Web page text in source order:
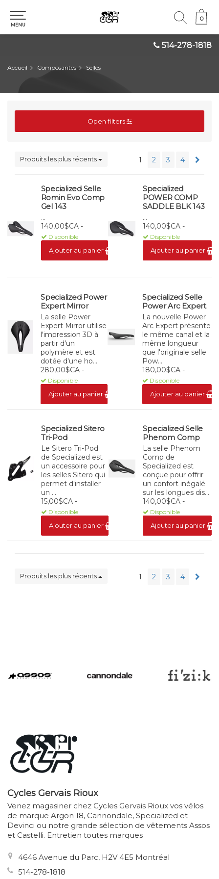
514-278-1818
0
0
MENU
Accueil Composantes Selles
Open filters
Produits les plus récents 1 2 3 4
Specialized Selle
Romin Evo Comp
Gel 143
...
140,00$CA -
Disponible
Ajouter au panier
Specialized
POWER COMP
SADDLE BLK 143
...
140,00$CA -
Disponible
Ajouter au panier
Specialized Power
Expert Mirror
La selle Power
Expert Mirror utilise
l'impression 3D à
partir d'un
polymère et est
dotée d'une ho...
280,00$CA -
Disponible
Ajouter au panier
Specialized Selle
Power Arc Expert
La nouvelle Power
Arc Expert présente
le même canal et la
même longueur
que l'originale selle
Pow...
180,00$CA -
Disponible
Ajouter au panier
Specialized Sitero
Tri-Pod
Le Sitero Tri-Pod
de Specialized est
un accessoire pour
les selles Sitero qui
permet d'installer
un ...
15,00$CA -
Disponible
Ajouter au panier
Specialized Selle
Phenom Comp
La selle Phenom
Comp de
Specialized est
conçue pour offrir
un confort inégalé
sur les longues dis...
140,00$CA -
Disponible
Ajouter au panier
Produits les plus récents 1 2 3 4
Cycles Gervais Rioux
Venez magasiner chez Cycles Gervais Rioux vos vélos
de marque Argon 18, Cannondale, Specialized et
Devinci ou notre grande sélection de vêtements Assos
et Castelli. Entretien toutes marques
4646 Avenue du Parc, H2V 4E5 Montréal
514-278-1818